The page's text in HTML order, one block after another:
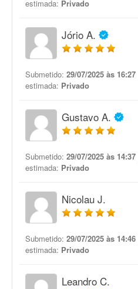
estimada: Privado
Jório A.
Submetido: 29/07/2025 às 16:27
estimada: Privado
Gustavo A.
Submetido: 29/07/2025 às 14:37
estimada: Privado
Nicolau J.
Submetido: 29/07/2025 às 14:46
estimada: Privado
Leandro C.